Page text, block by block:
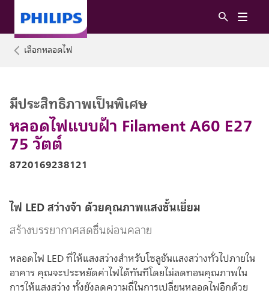
เลือกหลอดไฟ
หลอดไฟแบบฝ้า Filament A60 E27
75 วัตต์
มีประสิทธิภาพเป็นพิเศษ
8720169238121
ไฟ LED สว่างจ้า ด้วยคุณภาพแสงชั้นเยี่ยม
สร้างบรรยากาศสดชื่นผ่อนคลาย
หลอดไฟ LED ที่ให้แสงสว่างสำหรับโซลูชันแสงสว่างทั่วไปภายใน
อาคาร คุณจะประหยัดค่าไฟได้ทันทีโดยไม่ลดทอนคุณภาพใน
การให้แสงสว่าง ทั้งยังลดความถี่ในการเปลี่ยนหลอดไฟอีกด้วย